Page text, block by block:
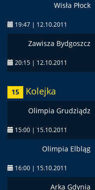
Wisła Płock
19:47 | 12.10.2011
Zawisza Bydgoszcz
20:15 | 12.10.2011
15 Kolejka
Olimpia Grudziądz
15:00 | 15.10.2011
Olimpia Elbląg
16:00 | 15.10.2011
Arka Gdynia